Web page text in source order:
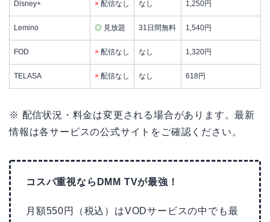
Disney+ × 配信なし なし 1,250円
Lemino ◎ 見放題 31日間無料 1,540円
FOD × 配信なし なし 1,320円
TELASA × 配信なし なし 618円
※ 配信状況・料金は変更される場合があります。最新
情報は各サービスの公式サイトをご確認ください。
コスパ重視ならDMM TVが最強！
月額550円（税込）はVODサービスの中でも最